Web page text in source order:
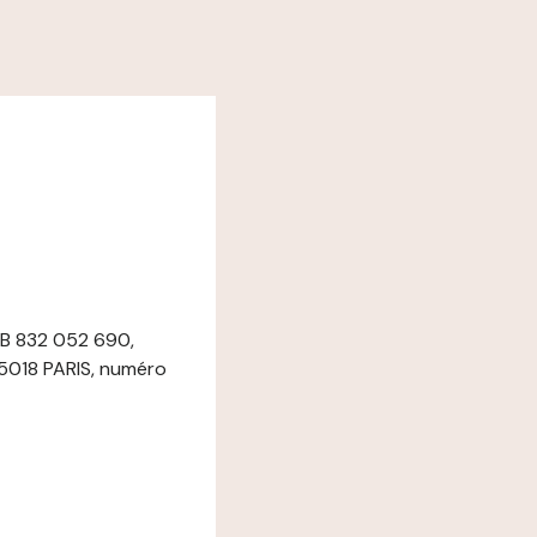
832 052 690,
PARIS, numéro